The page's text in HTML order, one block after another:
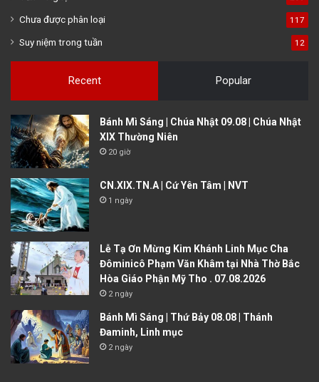
Chưa được phân loại 117
Suy niệm trong tuần 12
Recent Popular
Bánh Mì Sáng | Chúa Nhật 09.08 | Chúa Nhật
XIX Thường Niên
20 giờ
CN.XIX.TN.A | Cứ Yên Tâm | NVT
1 ngày
Lễ Tạ Ơn Mừng Kim Khánh Linh Mục Cha
Đôminicô Phạm Văn Khâm tại Nhà Thờ Bắc
Hòa Giáo Phận Mỹ Tho . 07.08.2026
2 ngày
Bánh Mì Sáng | Thứ Bảy 08.08 | Thánh
Đaminh, Linh mục
2 ngày